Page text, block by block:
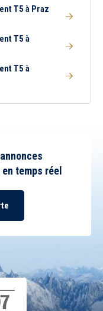
T5 à Praz
T5 à
T5 à
temps réel